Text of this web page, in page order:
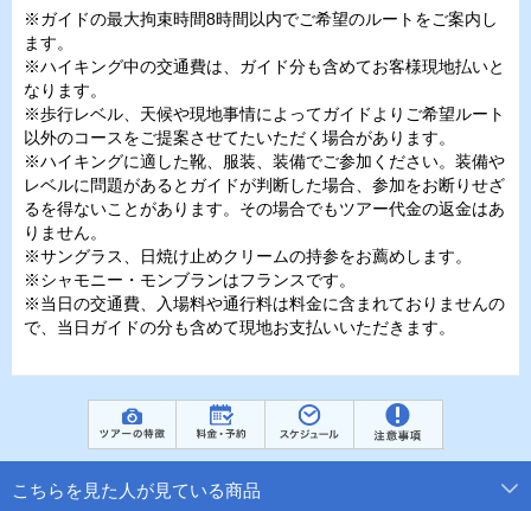
※ガイドの最大拘束時間8時間以内でご希望のルートをご案内し
ます。
※ハイキング中の交通費は、ガイド分も含めてお客様現地払いと
なります。
※歩行レベル、天候や現地事情によってガイドよりご希望ルート
以外のコースをご提案させてたいただく場合があります。
※ハイキングに適した靴、服装、装備でご参加ください。装備や
レベルに問題があるとガイドが判断した場合、参加をお断りせざ
るを得ないことがあります。その場合でもツアー代金の返金はあ
りません。
※サングラス、日焼け止めクリームの持参をお薦めします。
※シャモニー・モンブランはフランスです。
※当日の交通費、入場料や通行料は料金に含まれておりませんの
で、当日ガイドの分も含めて現地お支払いいただきます。
こちらを見た人が見ている商品